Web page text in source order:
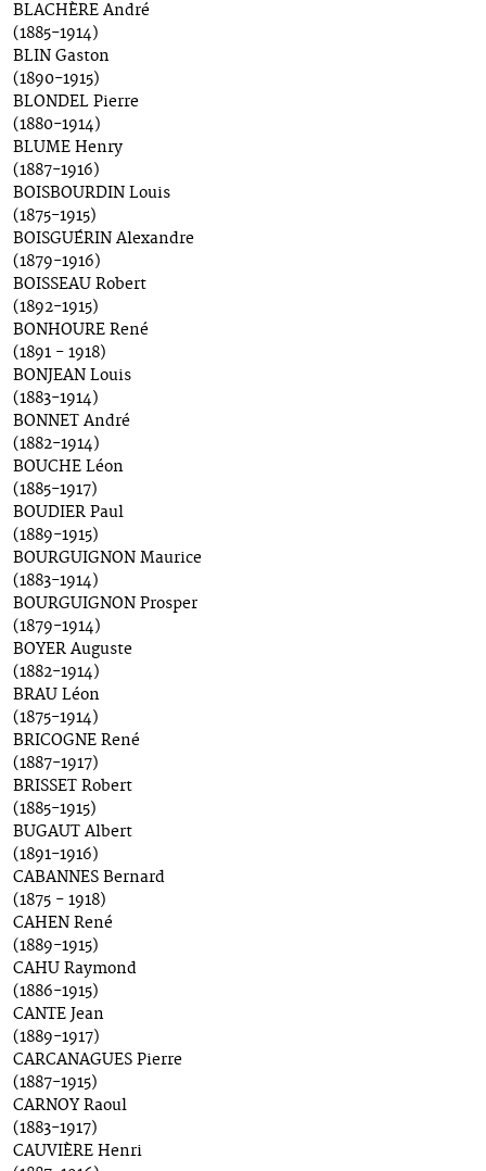
BLACHÈRE André
(1885-1914)
BLIN Gaston
(1890-1915)
BLONDEL Pierre
(1880-1914)
BLUME Henry
(1887-1916)
BOISBOURDIN Louis
(1875-1915)
BOISGUÉRIN Alexandre
(1879-1916)
BOISSEAU Robert
(1892-1915)
BONHOURE René
(1891 - 1918)
BONJEAN Louis
(1883-1914)
BONNET André
(1882-1914)
BOUCHE Léon
(1885-1917)
BOUDIER Paul
(1889-1915)
BOURGUIGNON Maurice
(1883-1914)
BOURGUIGNON Prosper
(1879-1914)
BOYER Auguste
(1882-1914)
BRAU Léon
(1875-1914)
BRICOGNE René
(1887-1917)
BRISSET Robert
(1885-1915)
BUGAUT Albert
(1891-1916)
CABANNES Bernard
(1875 - 1918)
CAHEN René
(1889-1915)
CAHU Raymond
(1886-1915)
CANTE Jean
(1889-1917)
CARCANAGUES Pierre
(1887-1915)
CARNOY Raoul
(1883-1917)
CAUVIÈRE Henri